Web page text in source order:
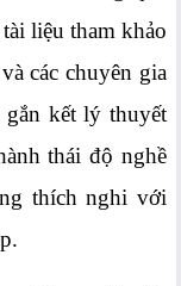
liệu tham khảo
các chuyên gia
kết lý thuyết
thái độ nghề
thích nghi với